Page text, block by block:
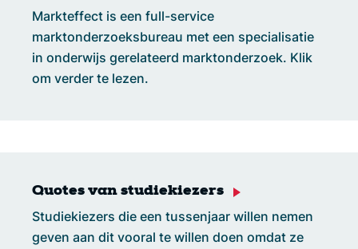
Markteffect is een full-service
marktonderzoeksbureau met een specialisatie
in onderwijs gerelateerd marktonderzoek. Klik
om verder te lezen.
Quotes van studiekiezers
Studiekiezers die een tussenjaar willen nemen
geven aan dit vooral te willen doen omdat ze